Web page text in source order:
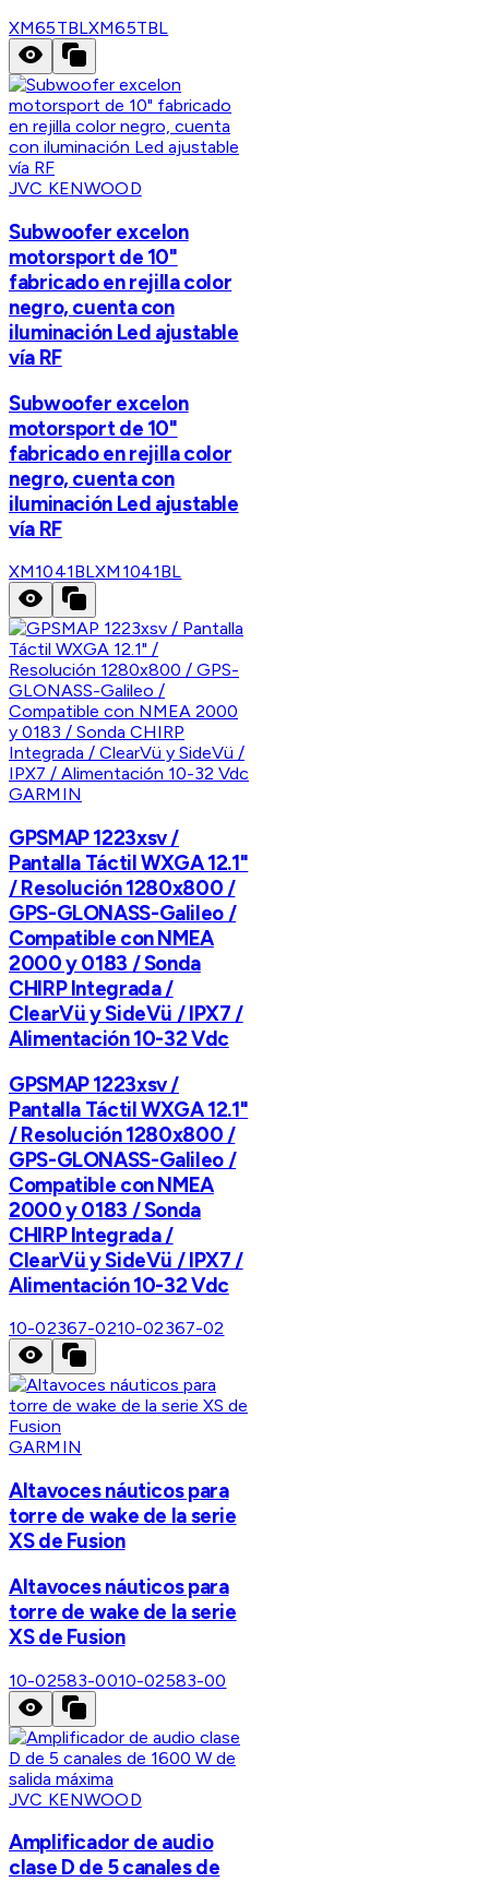
XM65TBLXM65TBL
JVC KENWOOD
Subwoofer excelon
motorsport de 10"
fabricado en rejilla color
negro, cuenta con
iluminación Led ajustable
vía RF
Subwoofer excelon
motorsport de 10"
fabricado en rejilla color
negro, cuenta con
iluminación Led ajustable
vía RF
XM1041BLXM1041BL
GARMIN
GPSMAP 1223xsv /
Pantalla Táctil WXGA 12.1"
/ Resolución 1280x800 /
GPS-GLONASS-Galileo /
Compatible con NMEA
2000 y 0183 / Sonda
CHIRP Integrada /
ClearVü y SideVü / IPX7 /
Alimentación 10-32 Vdc
GPSMAP 1223xsv /
Pantalla Táctil WXGA 12.1"
/ Resolución 1280x800 /
GPS-GLONASS-Galileo /
Compatible con NMEA
2000 y 0183 / Sonda
CHIRP Integrada /
ClearVü y SideVü / IPX7 /
Alimentación 10-32 Vdc
10-02367-0210-02367-02
GARMIN
Altavoces náuticos para
torre de wake de la serie
XS de Fusion
Altavoces náuticos para
torre de wake de la serie
XS de Fusion
10-02583-0010-02583-00
JVC KENWOOD
Amplificador de audio
clase D de 5 canales de